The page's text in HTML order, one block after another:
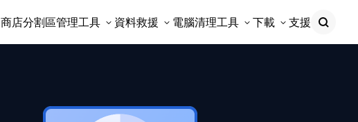
商店分割區管理工具 資料救援 電腦清理工具 下載 支援